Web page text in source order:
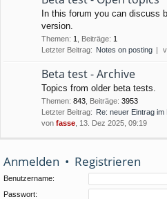
In this forum you can discuss
version.
Themen: 1 Beiträge: 1
Letzter Beitrag: Notes on posting
Beta test - Archive
Topics from older beta tests.
Themen: 843 Beiträge: 3953
Letzter Beitrag: Re: neuer Eintrag im
von fasse , 13. Dez 2025, 09:19
Anmelden • Registrieren
Benutzername:
Passwort: